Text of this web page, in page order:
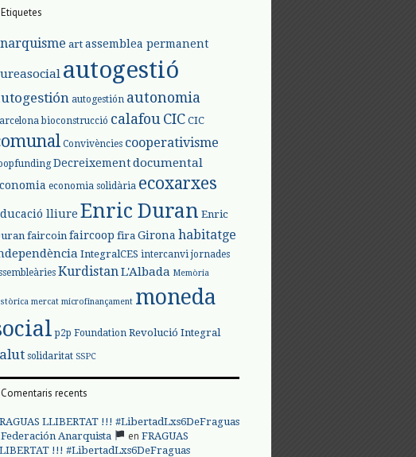
Etiquetes
art assemblea permanent
autogestió
autogestión autonomia
bioconstrucció calafou CIC CIC
Convivències cooperativisme
Decreixementdocumental
economia solidària ecoxarxes
lliure Enric Duran Enric
faircoin faircoop fira Girona habitatge
IntegralCES intercanvi jornades
Kurdistan L'Albada Memòria
mercat microfinançament moneda
p2p Foundation Revolució Integral
solidaritat SSPC
Comentaris recents
LLIBERTAT !!! #LibertadLxs6DeFraguas
Federación Anarquista
en FRAGUAS
!!! #LibertadLxs6DeFraguas